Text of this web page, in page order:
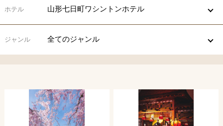
ホテル 山形七日町ワシントンホテル
ジャンル 全てのジャンル